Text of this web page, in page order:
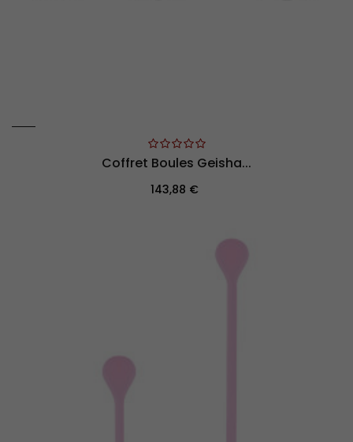
Coffret Boules Geisha...
Prix
143,88 €